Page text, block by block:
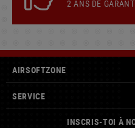
2 ANS DE
AIRSOFTZONE
SERVICE
INSCRIS-TOI À